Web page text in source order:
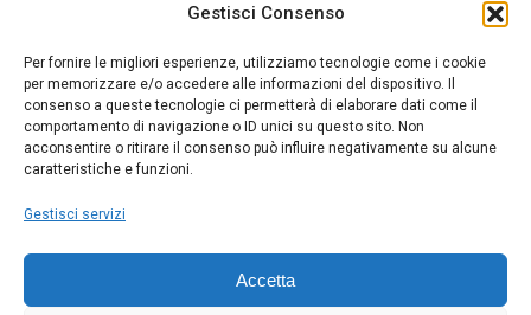
Gestisci Consenso
Per fornire le migliori esperienze, utilizziamo tecnologie come i cookie
per memorizzare e/o accedere alle informazioni del dispositivo. Il
consenso a queste tecnologie ci permetterà di elaborare dati come il
comportamento di navigazione o ID unici su questo sito. Non
acconsentire o ritirare il consenso può influire negativamente su alcune
caratteristiche e funzioni.
Gestisci servizi
Accetta
La Società ha nominato il Responsabile della Protezione dei Dati Personali (DPO), figura specializzata che vigila sulle modalità adottate dalla
nostra Società per tutelare i Suoi dati personali.